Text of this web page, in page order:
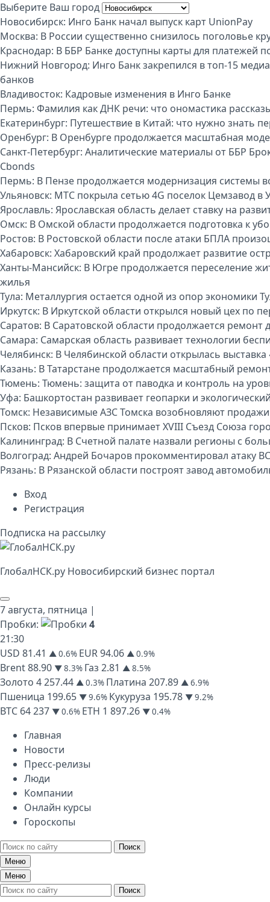
Выберите Ваш город
Новосибирск: Инго Банк начал выпуск карт UnionPay
Москва: В России существенно снизилось поголовье
Краснодар: В ББР Банке доступны карты для платежей
Нижний Новгород: Инго Банк закрепился в топ-15
банков
Владивосток: Кадровые изменения в Инго Банке
Пермь: Фамилия как ДНК речи: что ономастика
Екатеринбург: Путешествие в Китай: что нужно знать
Оренбург: В Оренбурге продолжается масштабная
Санкт-Петербург: Аналитические материалы от ББР
Cbonds
Пермь: В Пензе продолжается модернизация системы
Ульяновск: МТС покрыла сетью 4G поселок Цемзавод в
Ярославль: Ярославская область делает ставку на
Омск: В Омской области продолжается подготовка к
Ростов: В Ростовской области после атаки БПЛА
Хабаровск: Хабаровский край продолжает развитие
Ханты-Мансийск: В Югре продолжается переселение
жилья
Тула: Металлургия остается одной из опор экономики
Иркутск: В Иркутской области открылся новый цех по
Саратов: В Саратовской области продолжается ремонт
Самара: Самарская область развивает технологии
Челябинск: В Челябинской области открылась выставка
Казань: В Татарстане продолжается масштабный
Тюмень: Тюмень: защита от паводка и контроль на
Уфа: Башкортостан развивает геопарки и
Томск: Независимые АЗС Томска возобновляют
Псков: Псков впервые принимает XVIII Съезд Союза
Калининград: В Счетной палате назвали регионы с
Волгоград: Андрей Бочаров прокомментировал атаку
Рязань: В Рязанской области построят завод
Вход
Регистрация
Подписка на рассылку
ГлобалНСК.py Новосибирский бизнес портал
7 августа, пятница |
Пробки:
4
21:30
USD 81.41 ▲ 0.6% EUR94.06 ▲ 0.9%
Brent88.90 ▼ 8.3% Газ 2.81 ▲ 8.5%
Золото 4 257.44 ▲ 0.3% Платина 207.89 ▲ 6.9%
Пшеница 199.65 ▼ 9.6% Кукуруза 195.78 ▼ 9.2%
BTC 64 237 ▼ 0.6% ETH 1 897.26 ▼ 0.4%
Главная
Новости
Пресс-релизы
Люди
Компании
Онлайн курсы
Гороскопы
Поиск
Меню
Меню
Поиск